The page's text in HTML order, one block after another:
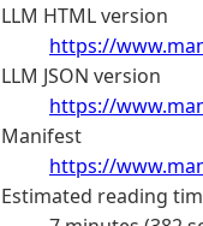
LLM HTML version
https://
LLM JSON version
https://
Manifest
https://
Estimated reading